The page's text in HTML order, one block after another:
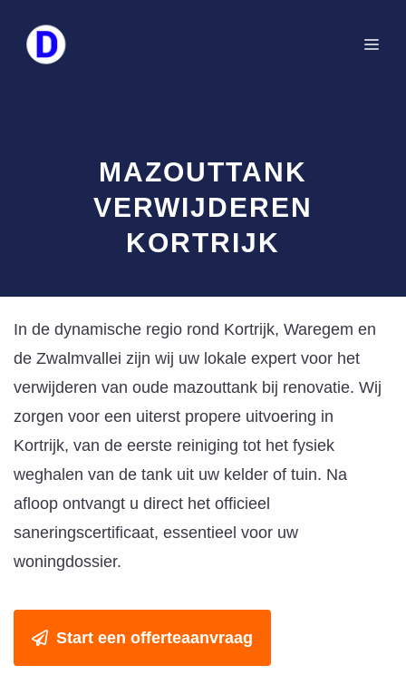
naar
MAZOUTTANK
VERWIJDEREN
KORTRIJK
In de dynamische regio rond Kortrijk, Waregem en
de Zwalmvallei zijn wij uw lokale expert voor het
verwijderen van oude mazouttank bij renovatie. Wij
zorgen voor een uiterst propere uitvoering in
Kortrijk, van de eerste reiniging tot het fysiek
weghalen van de tank uit uw kelder of tuin. Na
afloop ontvangt u direct het officieel
saneringscertificaat, essentieel voor uw
woningdossier.
Start een offerteaanvraag